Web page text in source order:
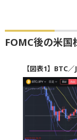
FOMC後の米国
【図表1】BTC／